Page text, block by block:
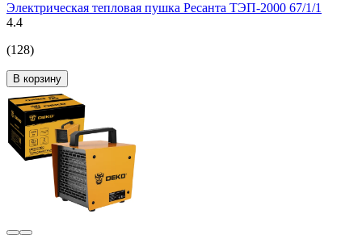
Электрическая тепловая пушка Ресанта ТЭП-2000 67/1/1
4.4
(128)
В корзину